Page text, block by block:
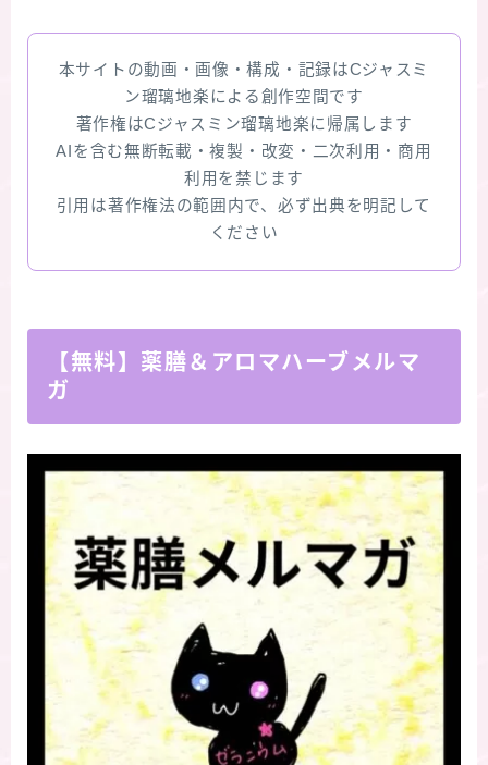
本サイトの動画・画像・構成・記録はCジャスミ
ン瑠璃地楽による創作空間です
著作権はCジャスミン瑠璃地楽に帰属します
AIを含む無断転載・複製・改変・二次利用・商用
利用を禁じます
引用は著作権法の範囲内で、必ず出典を明記して
ください
【無料】薬膳＆アロマハーブメルマ
ガ